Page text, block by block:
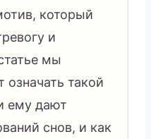
который
и
мы
такой
ему дают
снов, и как